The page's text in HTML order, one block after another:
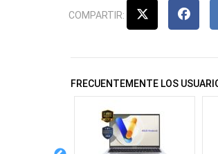
COMPARTIR:
FRECUENTEMENTE LOS